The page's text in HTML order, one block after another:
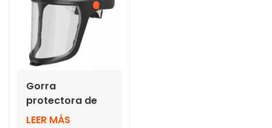
Gorra
protectora de
alta calidad para
LEER MÁS